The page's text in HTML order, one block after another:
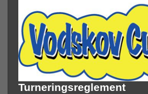
Turneringsreglement